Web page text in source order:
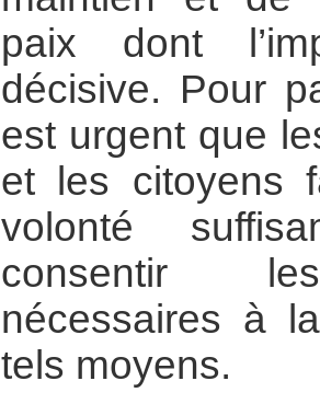
paix dont
décisive. Pour
est urgent que
et les citoyens
volonté
consentir
nécessaires à
tels moyens.